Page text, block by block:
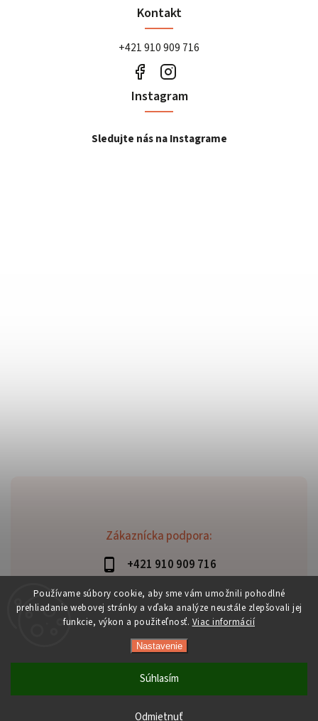
Používame súbory cookie, aby sme vám umožnili pohodlné
prehliadanie webovej stránky a vďaka analýze neustále zlepšovali jej
funkcie, výkon a použiteľnosť. Viac informácií
Nastavenie
Odmietnuť
Súhlasím
Zákaznícka podpora:
+421 910 909 716
lubomir.haraus@alterbike.sk
Kontakt
+421 910 909 716
Instagram
Sledujte nás na Instagrame
Copyright 2026
Shoptet | Design